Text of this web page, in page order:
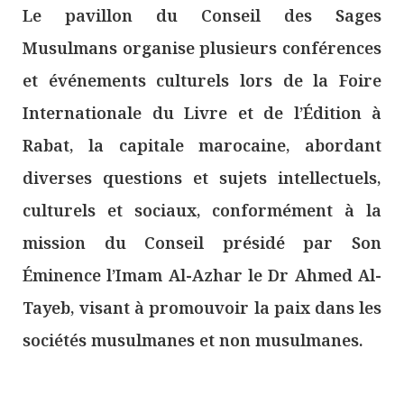
Le pavillon du Conseil des Sages
Musulmans organise plusieurs conférences
et événements culturels lors de la Foire
Internationale du Livre et de l’Édition à
Rabat, la capitale marocaine, abordant
diverses questions et sujets intellectuels,
culturels et sociaux, conformément à la
mission du Conseil présidé par Son
Éminence l’Imam Al-Azhar le Dr Ahmed Al-
Tayeb, visant à promouvoir la paix dans les
sociétés musulmanes et non musulmanes.